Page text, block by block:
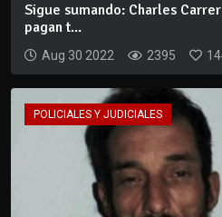
Sigue sumando: Charles
pagan t...
Aug 30 2022 2395
POLICIALES Y JUDICIALES